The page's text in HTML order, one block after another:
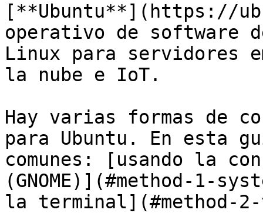
[**Ubuntu**](https://
operativo de software
Linux para servidores
la nube e IoT.
Hay varias formas de
para Ubuntu. En esta
comunes: [usando la
(GNOME)](#method-1-
la terminal](#method-